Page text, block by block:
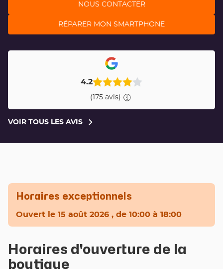
NOUS CONTACTER
RÉPARER MON SMARTPHONE
4.2
(175 avis)
VOIR TOUS LES AVIS
VOIR
Horaires exceptionnels
Ouvert le 15 août 2026 , de 10:00 à 18:00
Horaires d'ouverture de la
boutique